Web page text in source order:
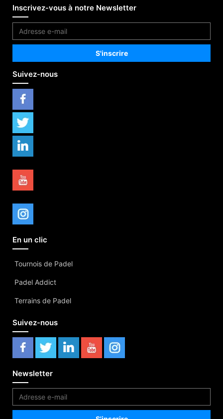
Inscrivez-vous à notre Newsletter
Suivez-nous
En un clic
Tournois de Padel
Padel Addict
Terrains de Padel
Suivez-nous
Newsletter